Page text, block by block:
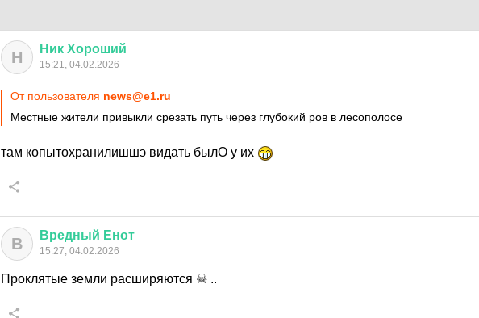
Н Ник Хороший
15:21, 04.02.2026
От пользователя news@e1.ru
Местные жители привыкли срезать путь через глубокий ров в лесополосе
там копытохранилишшэ видать былО у их
В Вредный Енот
15:27, 04.02.2026
Проклятые земли расширяются ☠ ..